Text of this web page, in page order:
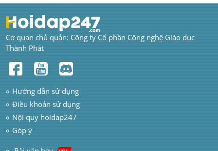
Cơ quan chủ quản: Công ty Cổ phần Công nghệ Giáo dục
Thành Phát
Hướng dẫn sử dụng
Điều khoản sử dụng
Nội quy hoidap247
Góp ý